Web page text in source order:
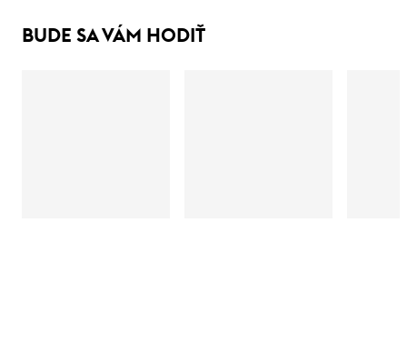
BUDE SA VÁM HODIŤ